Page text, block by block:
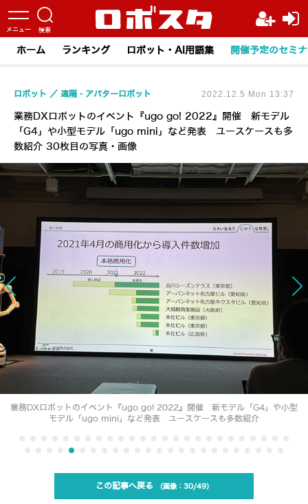
ホーム ランキング ロボット・AI用語集 開催予定のセミ
業務DXロボットのイベント『ugo go! 2022』開催 新モデル
「G4」や小型モデル「ugo mini」など発表 ユースケースも多
数紹介 30枚目の写真・画像
ロボット 遠隔・アバターロボット 2022.12.5 Mon 13:37
業務DXロボットのイベント『ugo go! 2022』開催 新モデル「G4」や小型
モデル「ugo mini」など発表 ユースケースも多数紹介
この記事へ戻る 30/49